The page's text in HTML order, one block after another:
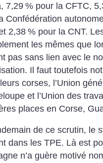
7,29 % pour la CFTC,
Confédération
2,38 % pour la CNT.
les mêmes que
pas sans lien avec le
Il faut toutefois
corses, l’Union
et l’Union des
places en Corse,
de ce scrutin, le
dans les TPE. Là est
n’a guère motivé